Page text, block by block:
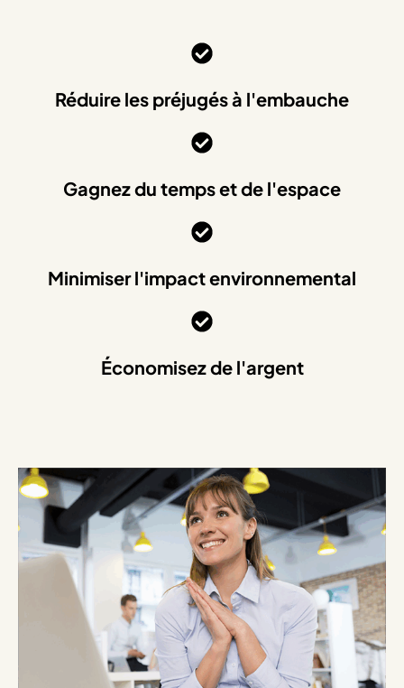
Réduire les préjugés à l'embauche
Gagnez du temps et de l'espace
Minimiser l'impact environnemental
Économisez de l'argent